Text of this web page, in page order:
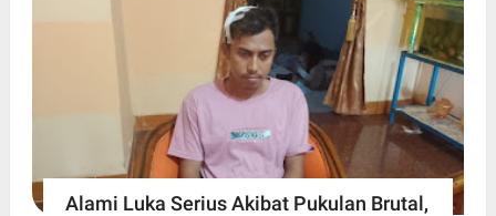
Alami Luka Serius Akibat Pukulan Brutal,